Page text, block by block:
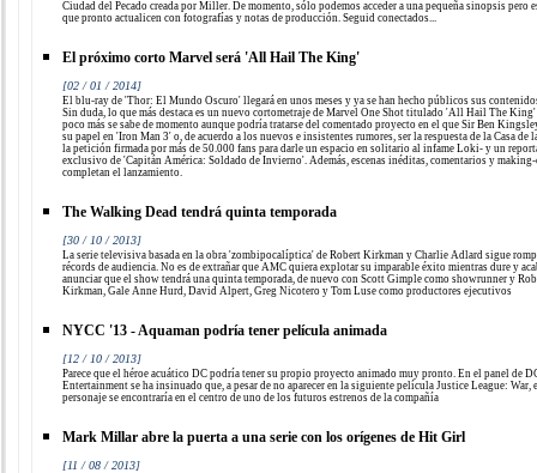
Ciudad del Pecado creada por Miller. De momento, sólo podemos acceder a una pequeña sinopsis pero
que pronto actualicen con fotografías y notas de producción. Seguid conectados...
El próximo corto Marvel será 'All Hail The King'
[02 / 01 / 2014]
El blu-ray de 'Thor: El Mundo Oscuro' llegará en unos meses y ya se han hecho públicos sus
Sin duda, lo que más destaca es un nuevo cortometraje de Marvel One Shot titulado 'All Hail The
poco más se sabe de momento aunque podría tratarse del comentado proyecto en el que Sir Ben
su papel en 'Iron Man 3' o, de acuerdo a los nuevos e insistentes rumores, ser la respuesta de la Casa de
la petición firmada por más de 50.000 fans para darle un espacio en solitario al infame Loki- y un
exclusivo de 'Capitán América: Soldado de Invierno'. Además, escenas inéditas, comentarios y
completan el lanzamiento.
The Walking Dead tendrá quinta temporada
[30 / 10 / 2013]
La serie televisiva basada en la obra 'zombipocalíptica' de Robert Kirkman y Charlie Adlard sigue
récords de audiencia. No es de extrañar que AMC quiera explotar su imparable éxito mientras dure y
anunciar que el show tendrá una quinta temporada, de nuevo con Scott Gimple como showrunner y
Kirkman, Gale Anne Hurd, David Alpert, Greg Nicotero y Tom Luse como productores ejecutivos
NYCC '13 - Aquaman podría tener película animada
[12 / 10 / 2013]
Parece que el héroe acuático DC podría tener su propio proyecto animado muy pronto. En el panel de
Entertainment se ha insinuado que, a pesar de no aparecer en la siguiente película Justice League: War,
personaje se encontraría en el centro de uno de los futuros estrenos de la compañía
Mark Millar abre la puerta a una serie con los orígenes de Hit Girl
[11 / 08 / 2013]